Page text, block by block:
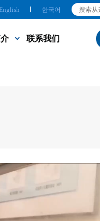
한국어
联系我们